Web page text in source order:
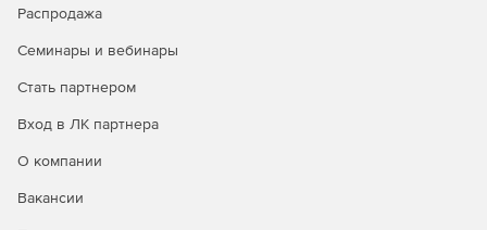
Распродажа
Семинары и вебинары
Стать партнером
Вход в ЛК партнера
О компании
Вакансии